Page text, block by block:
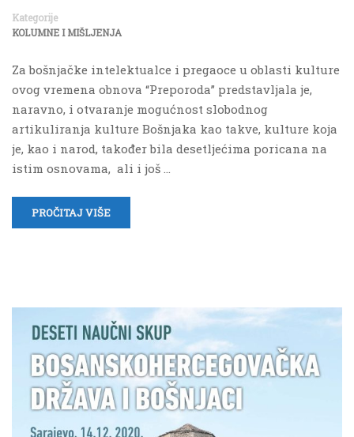
Kategorije
KOLUMNE I MIŠLJENJA
Za bošnjačke intelektualce i pregaoce u oblasti kulture
ovog vremena obnova “Preporoda” predstavljala je,
naravno, i otvaranje mogućnost slobodnog
artikuliranja kulture Bošnjaka kao takve, kulture koja
je, kao i narod, također bila desetljećima poricana na
istim osnovama, ali i još …
PROČITAJ VIŠE